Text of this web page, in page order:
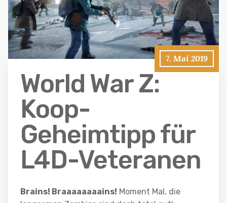
7. Mai 2019
World War Z:
Koop-
Geheimtipp für
L4D-Veteranen
Brains! Braaaaaaaains! Moment Mal, die